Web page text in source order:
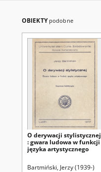
OBIEKTY podobne
O derywacji stylistycznej
: gwara ludowa w funkcji
języka artystycznego
Bartmiński, Jerzy (1939-)